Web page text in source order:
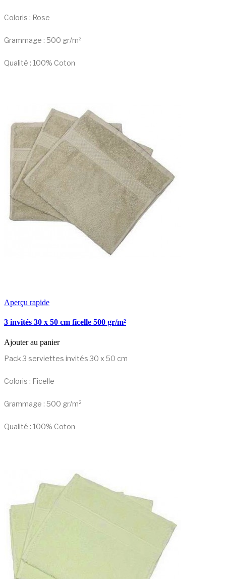
Coloris : Rose
Grammage : 500 gr/m²
Qualité : 100% Coton
Aperçu rapide
3 invités 30 x 50 cm ficelle 500 gr/m²
Ajouter au panier
Pack 3 serviettes invités 30 x 50 cm
Coloris : Ficelle
Grammage : 500 gr/m²
Qualité : 100% Coton